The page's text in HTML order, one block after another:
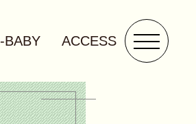
BABY ACCESS